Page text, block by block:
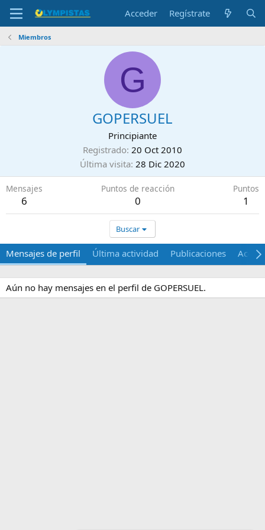
Acceder Regístrate
Miembros
G
GOPERSUEL
Principiante
Registrado 20 Oct 2010
Última visita 28 Dic 2020
Mensajes
6
Puntos de reacción
0
Puntos
1
Buscar
Mensajes de perfil Última actividad Publicaciones Acerca
Aún no hay mensajes en el perfil de GOPERSUEL.